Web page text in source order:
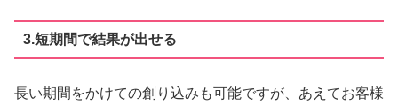
3.短期間で結果が出せる
長い期間をかけての創り込みも可能ですが、あえてお客様